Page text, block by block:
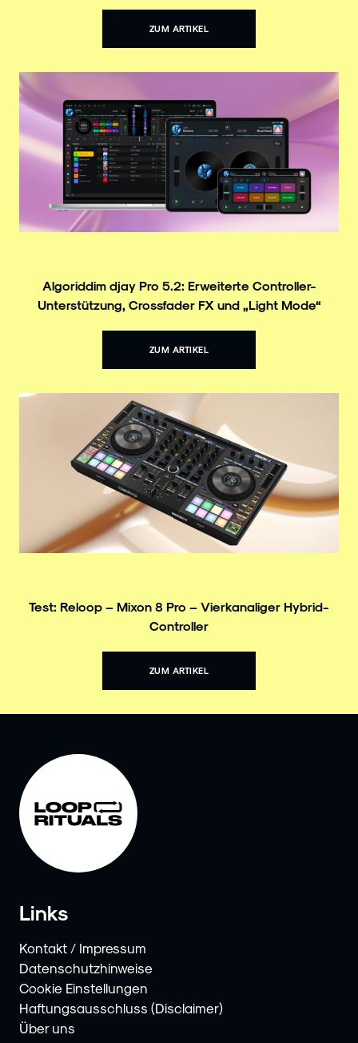
ZUM ARTIKEL
Algoriddim djay Pro 5.2: Erweiterte Controller-
Unterstützung, Crossfader FX und „Light Mode“
ZUM ARTIKEL
Test: Reloop – Mixon 8 Pro – Vierkanaliger Hybrid-
Controller
ZUM ARTIKEL
Links
Kontakt / Impressum
Datenschutzhinweise
Cookie Einstellungen
Haftungsausschluss (Disclaimer)
Über uns